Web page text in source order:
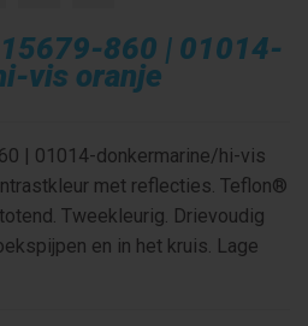
860 | 01014-
vis oranje
| 01014-donkermarine/hi-vis
met reflecties. Teflon®
Tweekleurig. Drievoudig
en in het kruis. Lage